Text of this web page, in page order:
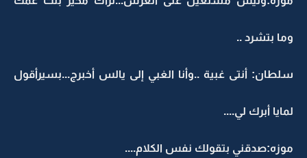
وما بتشرد ..
سلطان: أنتى غبية ..وأنا الغبي إلى يالس أخبرج...بسيرأقول
لمايا أبرك لي....
موزه:صدقني بتقولك نفس الكلام....